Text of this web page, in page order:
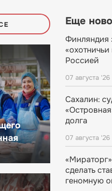
Еще
Финляндия
Россией
07 августа '26
Сахалин:
долга
07 августа '26
сделать
геномную